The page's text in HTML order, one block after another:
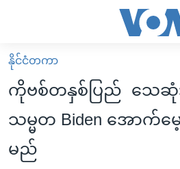
လွယ်ကူ
စေ
များ
မူလစာမျက်နှာ
မြန်မာ
ကမ္ဘာ့သတင်းများ
နိုင်ငံတကာ
ဗွီဒီယို
နိုင်ငံတကာ
ကိုဗစ်တနှစ်ပြည် သေ
သမ္မတ Biden အောက်မ
မည်